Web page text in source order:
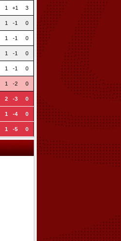
1 +1 3
1 -1 0
1 -1 0
1 -1 0
1 -1 0
1 -2 0
2 -3 0
1 -4 0
1 -5 0